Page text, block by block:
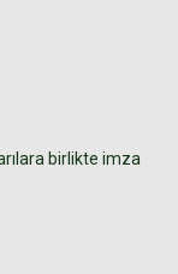
birlikte imza